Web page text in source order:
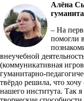
Алёна
– На
помогли
внеучебной
(коммуникативная
гуманитарно-
твёрдо решила, что хочу
нашего института. Так